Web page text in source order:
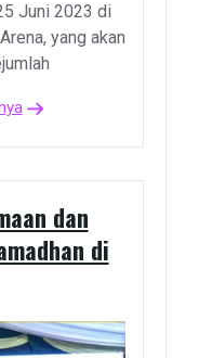
Juni 2023 di
yang akan
dan
di